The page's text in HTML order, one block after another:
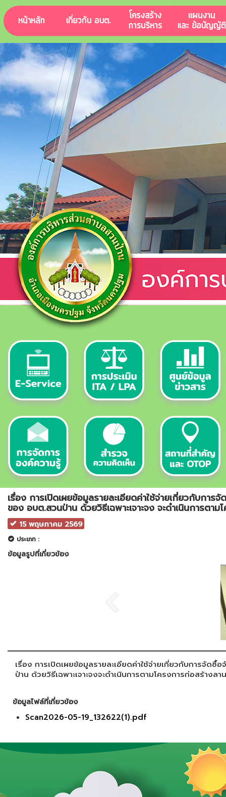
เรื่อง การเปิดเผยข้อมูลรายละเอียดค่าใช้จ่ายเกี่ยวกับก
ของ อบต.สวนป่าน ด้วยวิธีเฉพาะเจาะจง จะดำเนินการตา
15 พฤษภาคม 2569
ประเภท :
ข้อมูลรูปที่เกี่ยวข้อง
เรื่อง การเปิดเผยข้อมูลรายละเอียดค่าใช้จ่ายเกี่ยวกับการจั
ป่าน ด้วยวิธีเฉพาะเจาะจงจะดำเนินการตามโครงการก่อสร้างล
ข้อมูลไฟล์ที่เกี่ยวข้อง
Scan2026-05-19_132622(1).pdf